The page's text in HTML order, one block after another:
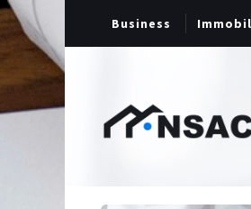
Business